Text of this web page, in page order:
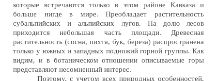
которые встречаются только в этом районе Кавказа и
больше нигде в мире. Преобладает растительность
субальпийских и альпийских лугов. На долю лесов
приходится небольшая часть площади. Древесная
растительность (сосна, пихта, бук, береза) распространена
только у южных и западных подножий горной группы. Как
видим, и в ботаническом отношении описываемые горы
представляют несомненный интерес.
Поэтому, с учетом всех природных особенностей,